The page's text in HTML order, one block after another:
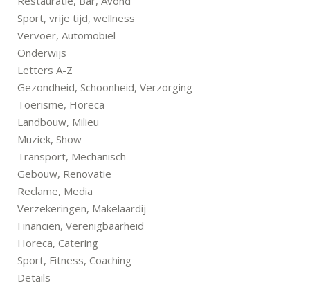
Sport, vrije tijd, wellness
Vervoer, Automobiel
Onderwijs
Letters A-Z
Gezondheid, Schoonheid, Verzorging
Toerisme, Horeca
Landbouw, Milieu
Muziek, Show
Transport, Mechanisch
Gebouw, Renovatie
Reclame, Media
Verzekeringen, Makelaardij
Financiën, Verenigbaarheid
Horeca, Catering
Sport, Fitness, Coaching
Details